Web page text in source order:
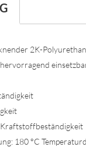
2K-
180 °C